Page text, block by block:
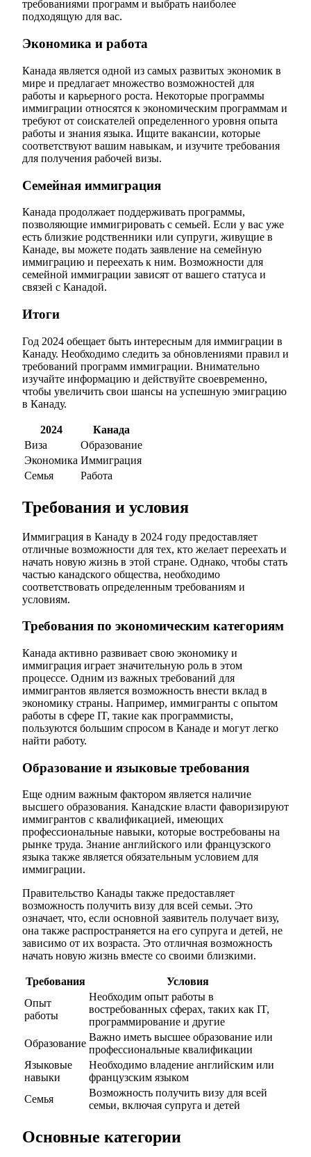
требованиями программ и выбрать наиболее
подходящую для вас.
Экономика и работа
Канада является одной из самых развитых экономик в
мире и предлагает множество возможностей для
работы и карьерного роста. Некоторые программы
иммиграции относятся к экономическим программам и
требуют от соискателей определенного уровня опыта
работы и знания языка. Ищите вакансии, которые
соответствуют вашим навыкам, и изучите требования
для получения рабочей визы.
Семейная иммиграция
Канада продолжает поддерживать программы,
позволяющие иммигрировать с семьей. Если у вас уже
есть близкие родственники или супруги, живущие в
Канаде, вы можете подать заявление на семейную
иммиграцию и переехать к ним. Возможности для
семейной иммиграции зависят от вашего статуса и
связей с Канадой.
Итоги
Год 2024 обещает быть интересным для иммиграции в
Канаду. Необходимо следить за обновлениями правил и
требований программ иммиграции. Внимательно
изучайте информацию и действуйте своевременно,
чтобы увеличить свои шансы на успешную эмиграцию
в Канаду.
2024
Канада
Виза
Образование
Экономика Иммиграция
Семья
Работа
Требования и условия
Иммиграция в Канаду в 2024 году предоставляет
отличные возможности для тех, кто желает переехать и
начать новую жизнь в этой стране. Однако, чтобы стать
частью канадского общества, необходимо
соответствовать определенным требованиям и
условиям.
Требования по экономическим категориям
Канада активно развивает свою экономику и
иммиграция играет значительную роль в этом
процессе. Одним из важных требований для
иммигрантов является возможность внести вклад в
экономику страны. Например, иммигранты с опытом
работы в сфере IT, такие как программисты,
пользуются большим спросом в Канаде и могут легко
найти работу.
Образование и языковые требования
Еще одним важным фактором является наличие
высшего образования. Канадские власти фаворизируют
иммигрантов с квалификацией, имеющих
профессиональные навыки, которые востребованы на
рынке труда. Знание английского или французского
языка также является обязательным условием для
иммиграции.
Правительство Канады также предоставляет
возможность получить визу для всей семьи. Это
означает, что, если основной заявитель получает визу,
она также распространяется на его супруга и детей, не
зависимо от их возраста. Это отличная возможность
начать новую жизнь вместе со своими близкими.
Требования
Условия
Опыт
работы
Необходим опыт работы в
востребованных сферах, таких как IT,
программирование и другие
Образование
Важно иметь высшее образование или
профессиональные квалификации
Языковые
навыки
Необходимо владение английским или
французским языком
Семья
Возможность получить визу для всей
семьи, включая супруга и детей
Основные категории